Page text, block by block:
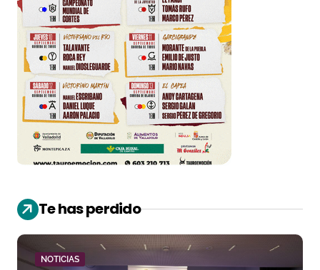
Te has perdido
NOTICIAS